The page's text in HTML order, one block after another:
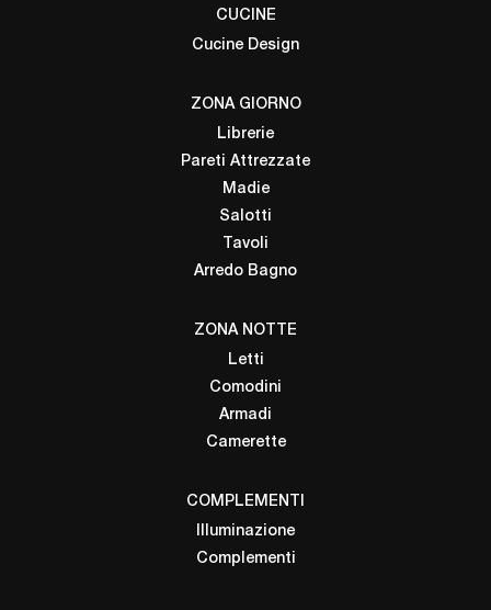
CUCINE
Cucine Design
ZONA GIORNO
Librerie
Pareti Attrezzate
Madie
Salotti
Tavoli
Arredo Bagno
ZONA NOTTE
Letti
Comodini
Armadi
Camerette
COMPLEMENTI
Illuminazione
Complementi